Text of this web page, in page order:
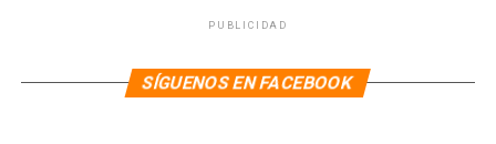
PUBLICIDAD
SÍGUENOS EN FACEBOOK